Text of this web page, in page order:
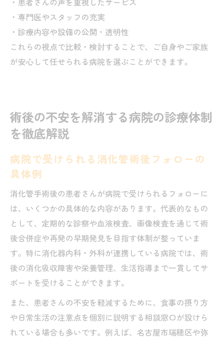
・専門医やスタッフの充実
・診療内容や設備の公開・透明性
これらの視点で比較・検討することで、ご自身やご家族
が安心して任せられる病院を選ぶことができます。
術後の不安を解消する病院の診療体制
を徹底解説
病院で受けられる消化管術後フォローの
具体例
消化管手術後の患者さんが病院で受けられるフォローに
は、いくつかの具体的な内容があります。代表的なもの
として、定期的な診察や血液検査、画像検査を通じて術
後合併症や再発の早期発見を目指す体制が整っていま
す。特に消化器内科・外科が連携している病院では、術
後の消化吸収障害や栄養管理、生活指導まで一貫してサ
ポートを受けることができます。
また、患者さんの不安を軽減するために、食事の摂り方
や日常生活の注意点を個別に説明する相談窓口が設けら
れている場合も多いです。例えば、名古屋市瑞穂区や弥